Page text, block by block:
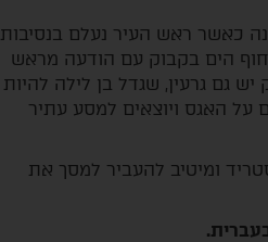
כאשר ראש העיר נעלם בנסיבות
הים בקבוק עם הודעה מראש
גם גרעין, שגדל בן לילה להיות
על האגס ויוצאים למסע עתיר
ומיטיב להעביר למסך את